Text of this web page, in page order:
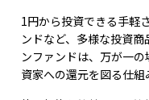
1円から投資できる手軽
ンドなど、多様な投資
ンファンドは、万が一
資家への還元を図る仕組